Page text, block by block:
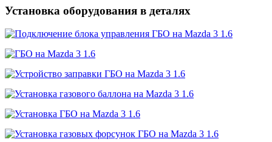
Установка оборудования в деталях